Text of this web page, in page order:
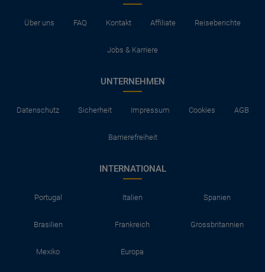
Über uns FAQ Kontakt Affiliate Reiseberichte
Jobs & Karriere
UNTERNEHMEN
Datenschutz Sicherheit Impressum Cookies AGB
Barrierefreiheit
INTERNATIONAL
Portugal Italien Spanien
Brasilien Frankreich Grossbritannien
Mexiko Europa